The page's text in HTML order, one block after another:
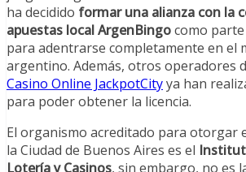
ha decidido formar una alianza con la
apuestas local ArgenBingocomo
para adentrarse completamente en el
argentino. Además, otros operadores
Casino Online JackpotCityya han
para poder obtener la licencia.
El organismo acreditado para otorgar
la Ciudad de Buenos Aires es el
Lotería y Casinos, sin embargo, no es